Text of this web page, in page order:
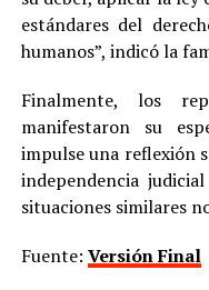
estándares del
humanos”, indicó la
Finalmente, los
manifestaron su
impulse una reflexión
independencia
situaciones similares
Fuente: Versión Final